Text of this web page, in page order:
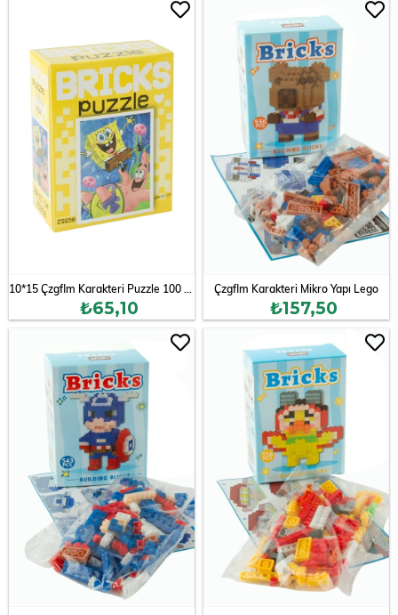
₺65,10
Çzgflm Karakteri Mikro Yapı Lego
₺157,50